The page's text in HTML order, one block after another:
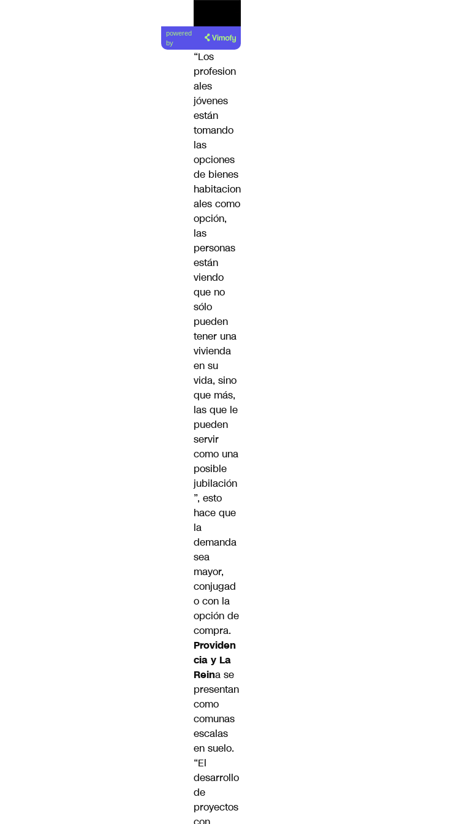
Lea el
artículo
powered
by
“Los
profesion
ales
jóvenes
están
tomando
las
opciones
de bienes
habitacion
ales como
opción,
las
personas
están
viendo
que no
sólo
pueden
tener una
vivienda
en su
vida, sino
que más,
las que le
pueden
servir
como una
posible
jubilación
”, esto
hace que
la
demanda
sea
mayor,
conjugad
o con la
opción de
compra.
Providen
cia y La
Reina se
presentan
como
comunas
escalas
en suelo.
“El
desarrollo
de
proyectos